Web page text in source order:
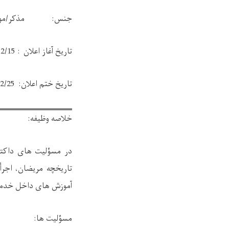
جنس: مذکر/
تاریخ آغاز اعلان : 1403/12/15
تاریخ ختم اعلان: 1403/12/25
خلاصه وظیفه:
در مسؤلیت های
تاریخچه مریضان،
آموزش های داخل
مسؤلیت ها: